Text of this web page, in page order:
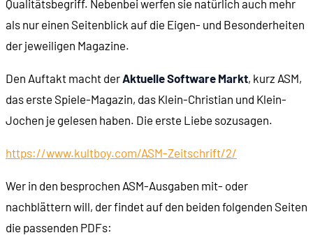
Qualitätsbegriff. Nebenbei werfen sie natürlich auch mehr
als nur einen Seitenblick auf die Eigen- und Besonderheiten
der jeweiligen Magazine.
Den Auftakt macht derAktuelle Software Markt, kurz ASM,
das erste Spiele-Magazin, das Klein-Christian und Klein-
Jochen je gelesen haben. Die erste Liebe sozusagen.
https://www.kultboy.com/ASM-Zeitschrift/2/
Wer in den besprochen ASM-Ausgaben mit- oder
nachblättern will, der findet auf den beiden folgenden Seiten
die passenden PDFs: